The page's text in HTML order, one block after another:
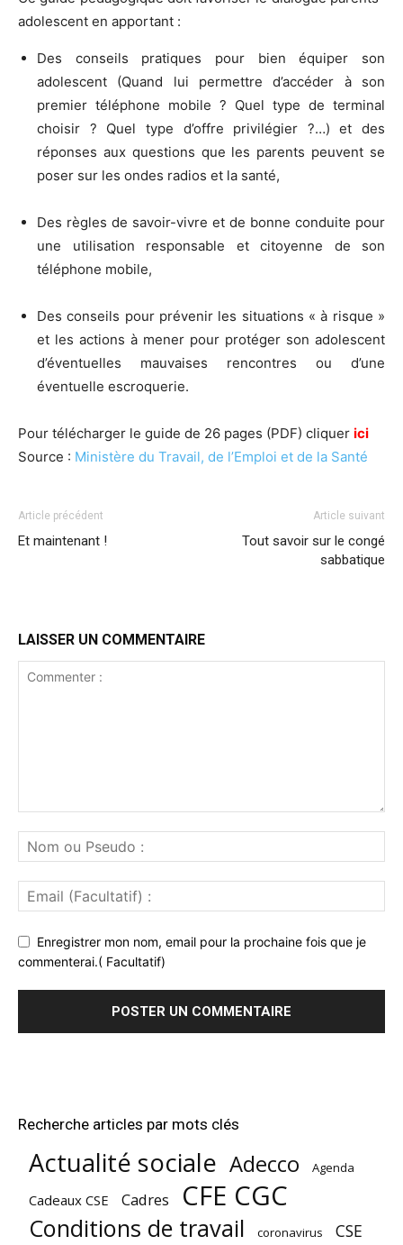
adolescent en apportant :
Des conseils pratiques pour bien équiper son
adolescent (Quand lui permettre d’accéder à son
premier téléphone mobile ? Quel type de terminal
choisir ? Quel type d’offre privilégier ?…) et des
réponses aux questions que les parents peuvent se
poser sur les ondes radios et la santé,
Des règles de savoir-vivre et de bonne conduite pour
une utilisation responsable et citoyenne de son
téléphone mobile,
Des conseils pour prévenir les situations « à risque »
et les actions à mener pour protéger son adolescent
d’éventuelles mauvaises rencontres ou d’une
éventuelle escroquerie.
Pour télécharger le guide de 26 pages (PDF) cliquer ici
Source : Ministère du Travail, de l’Emploi et de la Santé
Article précédent
Et maintenant !
Article suivant
Tout savoir sur le congé
sabbatique
LAISSER UN COMMENTAIRE
Enregistrer mon nom, email pour la prochaine fois que je
commenterai.( Facultatif)
Recherche articles par mots clés
Actualité sociale Adecco Agenda
Cadeaux CSE Cadres CFE CGC
Conditions de travail coronavirus CSE